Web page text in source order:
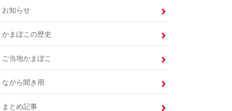
お知らせ
かまぼこの歴史
ご当地かまぼこ
ながら聞き用
まとめ記事